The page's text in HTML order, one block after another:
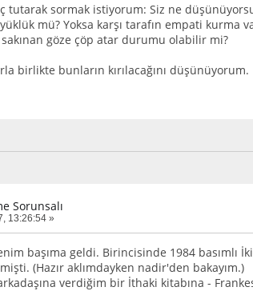
tutarak sormak istiyorum: Siz ne
mü? Yoksa karşı tarafın empati
göze çöp atar durumu olabilir mi?
birlikte bunların kırılacağını düşünüyorum.
Sorunsalı
13:26:54 »
başıma geldi. Birincisinde 1984 basımlı
(Hazır aklımdayken nadir'den bakayım.)
verdiğim bir İthaki kitabına -